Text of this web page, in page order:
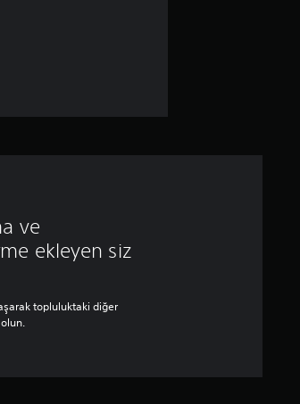
ve
ekleyen siz
topluluktaki diğer